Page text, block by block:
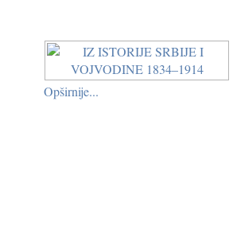
Opširnije...